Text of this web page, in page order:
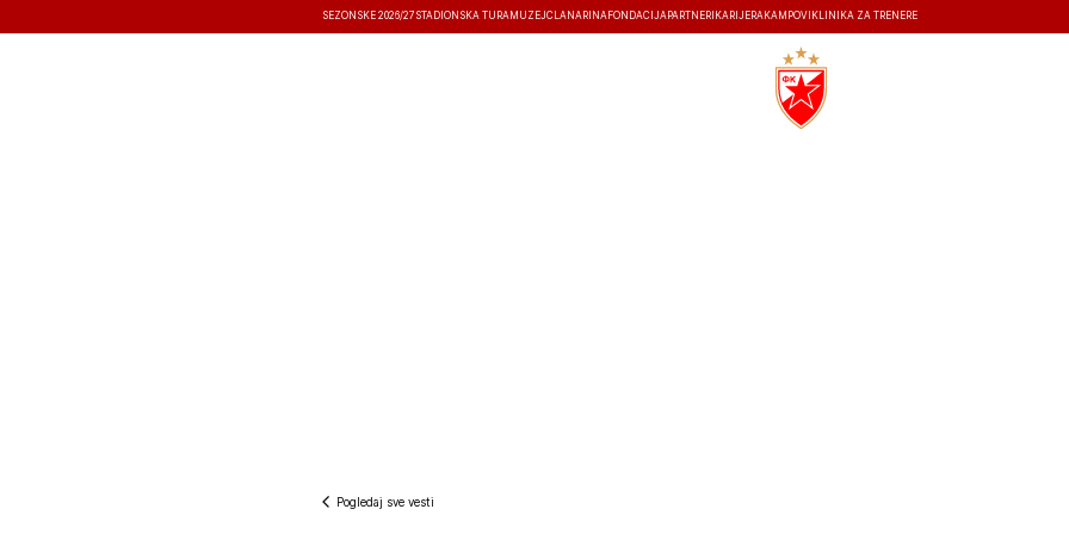
SEZONSKE 2026/27 STADIONSKA TURA MUZEJČLANARINA FONDACIJA PARTNERI KARIJERA KAMPOVI KLINIKA ZA TRENERE
Pogledaj sve vesti